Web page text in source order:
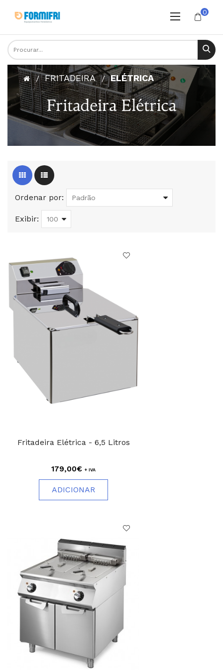
0
FRITADEIRA ELÉTRICA
Ordenar por:
Exibir:
Fritadeira Elétrica - 6,5 Litros
179,00€ + IVA
ADICIONAR